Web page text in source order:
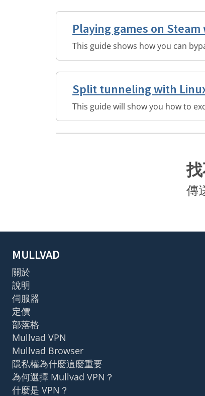
Playing games on
This guide shows how you can
Split tunneling with
This guide will show you how to
傳
MULLVAD
關於
說明
伺服器
定價
部落格
Mullvad VPN
Mullvad Browser
隱私權為什麼這麼重要
為何選擇 Mullvad VPN？
什麼是 VPN？